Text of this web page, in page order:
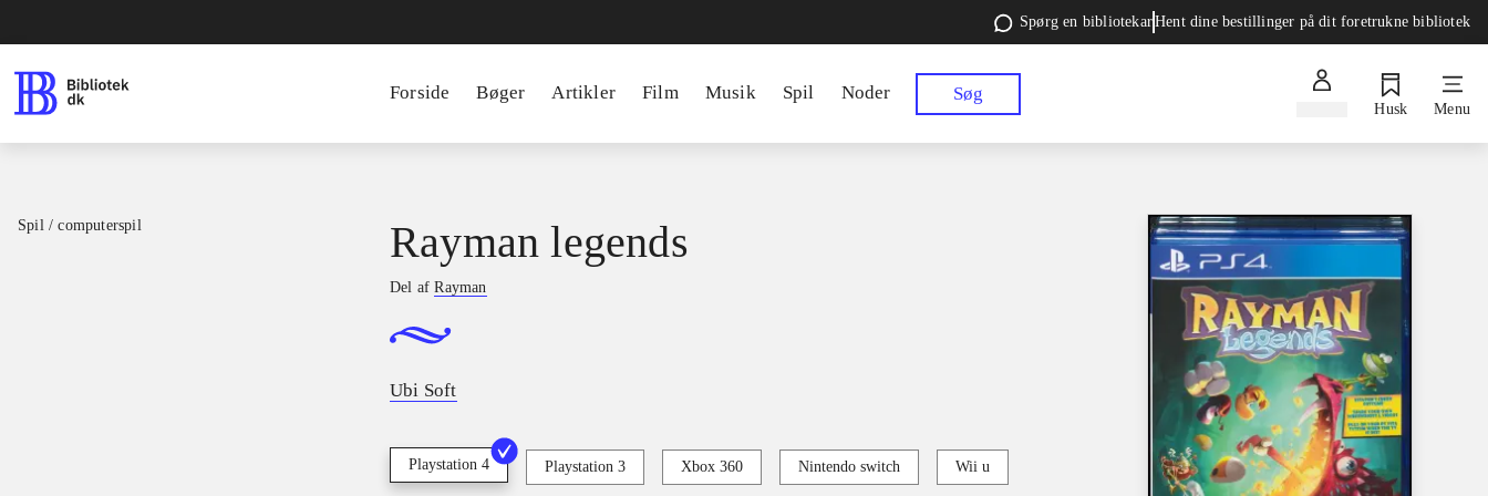
Spørg en bibliotekarHent dine bestillinger på dit foretrukne bibliotek
Forside Bøger Artikler Film Musik Spil Noder Søg
Husk Menu
Spil / computerspil Rayman legends
Del afRayman
Ubi Soft
Playstation 4 Playstation 3 Xbox 360 Nintendo switch Wii u